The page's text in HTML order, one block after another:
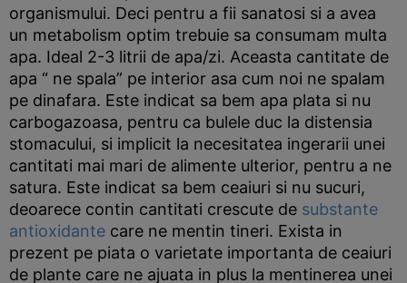
organismului. Deci pentru a fii sanatosi si a avea
un metabolism optim trebuie sa consumam multa
apa. Ideal 2-3 litrii de apa/zi. Aceasta cantitate de
apa “ ne spala” pe interior asa cum noi ne spalam
pe dinafara. Este indicat sa bem apa plata si nu
carbogazoasa, pentru ca bulele duc la distensia
stomacului, si implicit la necesitatea ingerarii unei
cantitati mai mari de alimente ulterior, pentru a ne
satura. Este indicat sa bem ceaiuri si nu sucuri,
deoarece contin cantitati crescute de substante
antioxidante care ne mentin tineri. Exista in
prezent pe piata o varietate importanta de ceaiuri
de plante care ne ajuata in plus la mentinerea unei